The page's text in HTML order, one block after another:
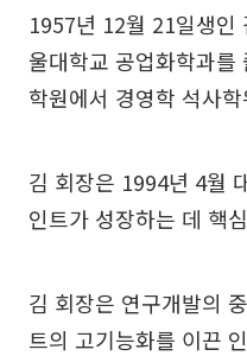
1957년 12월 21일생인
울대학교 공업화학과를
학원에서 경영학 석사
김 회장은 1994년 4월
인트가 성장하는 데 핵
김 회장은 연구개발의
트의 고기능화를 이끈